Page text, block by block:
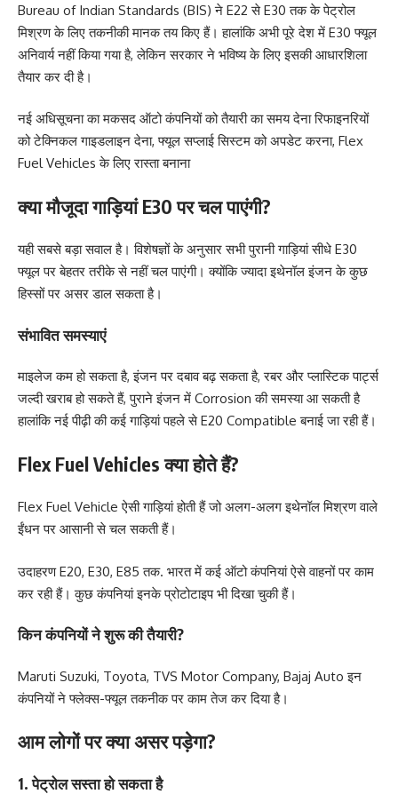
Bureau of Indian Standards (BIS) ने E22 से E30 तक के पेट्रोल
मिश्रण के लिए तकनीकी मानक तय किए हैं। हालांकि अभी पूरे देश में E30 फ्यूल
अनिवार्य नहीं किया गया है, लेकिन सरकार ने भविष्य के लिए इसकी आधारशिला
तैयार कर दी है।
नई अधिसूचना का मकसद ऑटो कंपनियों को तैयारी का समय देना रिफाइनरियों
को टेक्निकल गाइडलाइन देना, फ्यूल सप्लाई सिस्टम को अपडेट करना, Flex
Fuel Vehicles के लिए रास्ता बनाना
क्या मौजूदा गाड़ियां E30 पर चल पाएंगी?
यही सबसे बड़ा सवाल है। विशेषज्ञों के अनुसार सभी पुरानी गाड़ियां सीधे E30
फ्यूल पर बेहतर तरीके से नहीं चल पाएंगी। क्योंकि ज्यादा इथेनॉल इंजन के कुछ
हिस्सों पर असर डाल सकता है।
संभावित समस्याएं
माइलेज कम हो सकता है, इंजन पर दबाव बढ़ सकता है, रबर और प्लास्टिक पार्ट्स
जल्दी खराब हो सकते हैं, पुराने इंजन में Corrosion की समस्या आ सकती है
हालांकि नई पीढ़ी की कई गाड़ियां पहले से E20 Compatible बनाई जा रही हैं।
Flex Fuel Vehicles क्या होते हैं?
Flex Fuel Vehicle ऐसी गाड़ियां होती हैं जो अलग-अलग इथेनॉल मिश्रण वाले
ईंधन पर आसानी से चल सकती हैं।
उदाहरण E20, E30, E85 तक. भारत में कई ऑटो कंपनियां ऐसे वाहनों पर काम
कर रही हैं। कुछ कंपनियां इनके प्रोटोटाइप भी दिखा चुकी हैं।
किन कंपनियों ने शुरू की तैयारी?
Maruti Suzuki, Toyota, TVS Motor Company, Bajaj Auto इन
कंपनियों ने फ्लेक्स-फ्यूल तकनीक पर काम तेज कर दिया है।
आम लोगों पर क्या असर पड़ेगा?
1. पेट्रोल सस्ता हो सकता है